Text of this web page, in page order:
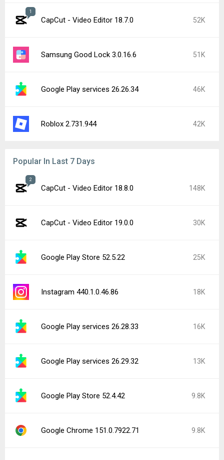
1
CapCut - Video Editor 18.7.0 52K
Samsung Good Lock 3.0.16.6 51K
Google Play services 26.26.34 46K
Roblox 2.731.944 42K
Popular In Last 7 Days
2
CapCut - Video Editor 18.8.0 148K
CapCut - Video Editor 19.0.0 30K
Google Play Store 52.5.22 25K
Instagram 440.1.0.46.86 18K
Google Play services 26.28.33 16K
Google Play services 26.29.32 13K
Google Play Store 52.4.42 9.8K
Google Chrome 151.0.7922.71 9.8K